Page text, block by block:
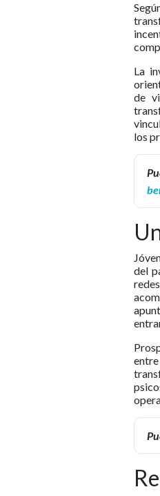
La
de
los
del
entre